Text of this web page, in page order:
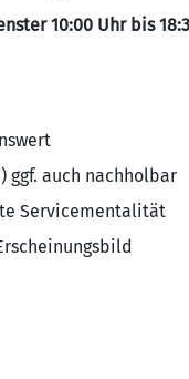
10:00 Uhr bis
ggf. auch nachholbar
Servicementalität